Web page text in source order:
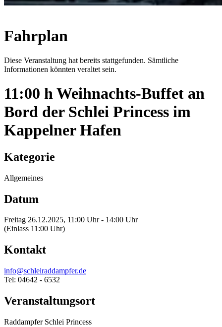
Fahrplan
Diese Veranstaltung hat bereits stattgefunden. Sämtliche
Informationen könnten veraltet sein.
11:00 h Weihnachts-Buffet an
Bord der Schlei Princess im
Kappelner Hafen
Kategorie
Allgemeines
Datum
Freitag 26.12.2025, 11:00 Uhr - 14:00 Uhr
(Einlass 11:00 Uhr)
Kontakt
info@schleiraddampfer.de
Tel: 04642 - 6532
Veranstaltungsort
Raddampfer Schlei Princess